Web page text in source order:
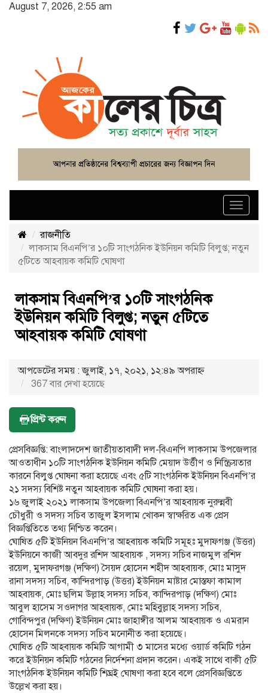
August 7, 2026, 2:55 am
Toggle
রাজনীতি
লাকসাম বিএনপি’র ১০টি সাংগঠনিক ইউনিয়ন কমিটি বিলুপ্ত; নতুন
৫টিতে আহবায়ক কমিটি ঘোষণা
লাকসাম বিএনপি’র ১০টি সাংগঠনিক
ইউনিয়ন কমিটি বিলুপ্ত; নতুন ৫টিতে
আহবায়ক কমিটি ঘোষণা
আপডেটের সময় : জুলাই, ১৭, ২০২১, ১২:৪৯ অপরাহ্ণ
367 বার দেখা হয়েছে
প্রিন্ট করুন
প্রেসবিজ্ঞপ্তি: বাংলাদদেশ জাতীয়তাবাদী দল-বিএনপি লাকসাম উপজেলার
আওতাধীন ১০টি সাংগঠনিক ইউনিয়ন কমিটি মেয়াদ উর্ত্তীণ ও নিস্ক্রিয়তার
কারনে বিলুপ্ত ঘোষনা করা হয়েছে এবং ৫টি সাংগঠনিক ইউনিয়ন বিএনপি’র
২১ সদস্য বিশিষ্ট নতুন আহবায়ক কমিটি ঘোষনা করা হয়।
১৬ জুলাই ২০২১ লাকসাম উপজেলা বিএনপি’র আহবায়ক নুরুন্নবী
চৌধুরী ও সদস্য সচিব তাজুল ইসলাম খোকন স্বাক্ষরিত এক প্রেস
বিজ্ঞপ্তিতিতে তথ্য নিশ্চিত করেন।
ঘোষিত ৫টি ইউনিয়ন বিএনপি’র আহবায়ক কমিটি সমূহঃ মুদাফগঞ্জ (উত্তর)
ইউনিয়নে কাজী আবদুর রশিদ আহবায়ক , সদস্য সচিব নাজমুল রশিদ
রয়েল, মুদাফরগঞ্জ (দক্ষিণ) সৈয়দ হোসেন শহীদ আহবায়ক, মোঃ মাসুদ
রানা সদস্য সচিব, কান্দিরপাড় (উত্তর) ইউনিয়ন মাষ্টার মোস্তফা কামাল
আহবায়ক, মোঃ ছলিম উল্লাহ সদস্য সচিব, কান্দিরপাড় (দক্ষিণ) মোঃ
আবুল হাসেম সওদাগর আহবায়ক, মোঃ মহিবুল্লাহ সদস্য সচিব,
গোবিন্দপুর (দক্ষিণ) ইউনিয়ন মোঃ জাহাঙ্গীর আলম আহবায়ক ও এমরান
হোসেন মিলনকে সদস্য সচিব মনোনীত করা হয়েছে।
ঘোষিত ৫টি আহবায়ক কমিটি আগামী ৩ মাসের মধ্যে ওয়ার্ড কমিটি গঠন
করে ইউনিয়ন কমিটি গঠনের নির্দেশনা প্রদান করেন। একই সাথে বাকী ৫টি
সাংগঠনিক ইউনিয়ন কমিটি শিঘ্রই ঘোষণা করা হবে বলে প্রেসবিজ্ঞপ্তিতে
উল্লেখ করা হয়।